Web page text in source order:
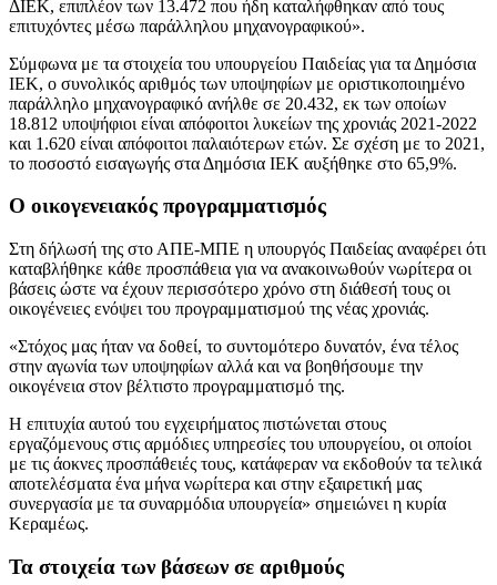
ΔΙΕΚ, επιπλέον των 13.472 που ήδη καταλήφθηκαν από τους
επιτυχόντες μέσω παράλληλου μηχανογραφικού».
Σύμφωνα με τα στοιχεία του υπουργείου Παιδείας για τα Δημόσια
ΙΕΚ, ο συνολικός αριθμός των υποψηφίων με οριστικοποιημένο
παράλληλο μηχανογραφικό ανήλθε σε 20.432, εκ των οποίων
18.812 υποψήφιοι είναι απόφοιτοι λυκείων της χρονιάς 2021-2022
και 1.620 είναι απόφοιτοι παλαιότερων ετών. Σε σχέση με το 2021,
το ποσοστό εισαγωγής στα Δημόσια ΙΕΚ αυξήθηκε στο 65,9%.
Ο οικογενειακός προγραμματισμός
Στη δήλωσή της στο ΑΠΕ-ΜΠΕ η υπουργός Παιδείας αναφέρει ότι
καταβλήθηκε κάθε προσπάθεια για να ανακοινωθούν νωρίτερα οι
βάσεις ώστε να έχουν περισσότερο χρόνο στη διάθεσή τους οι
οικογένειες ενόψει του προγραμματισμού της νέας χρονιάς.
«Στόχος μας ήταν να δοθεί, το συντομότερο δυνατόν, ένα τέλος
στην αγωνία των υποψηφίων αλλά και να βοηθήσουμε την
οικογένεια στον βέλτιστο προγραμματισμό της.
Η επιτυχία αυτού του εγχειρήματος πιστώνεται στους
εργαζόμενους στις αρμόδιες υπηρεσίες του υπουργείου, οι οποίοι
με τις άοκνες προσπάθειές τους, κατάφεραν να εκδοθούν τα τελικά
αποτελέσματα ένα μήνα νωρίτερα και στην εξαιρετική μας
συνεργασία με τα συναρμόδια υπουργεία» σημειώνει η κυρία
Κεραμέως.
Τα στοιχεία των βάσεων σε αριθμούς